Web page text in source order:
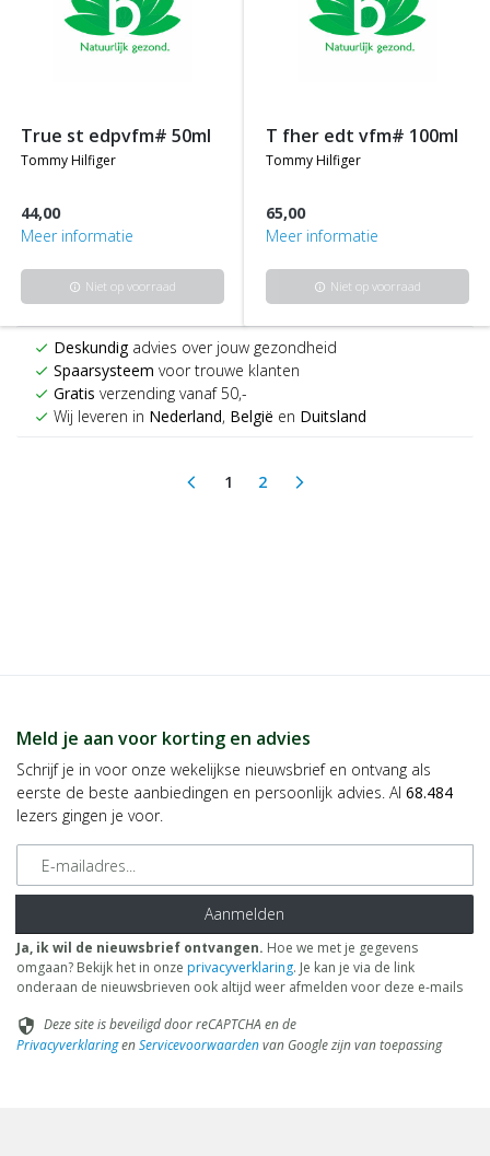
true st edpvfm# 50ml
tommy hilfiger
44,00
Meer informatie
info Niet op voorraad
t fher edt vfm# 100ml
tommy hilfiger
65,00
Meer informatie
info Niet op voorraad
check Deskundigadvies over jouw gezondheid
check Spaarsysteem voor trouwe klanten
check Gratis verzending vanaf 50,-
check Wij leveren in Nederland, België en Duitsland
arrow_back_ios 1(current)
2 arrow_forward_ios
Meld je aan voor korting en advies
Schrijf je in voor onze wekelijkse nieuwsbrief en ontvang als
eerste de beste aanbiedingen en persoonlijk advies. Al 68.484
lezers gingen je voor.
E-mailadres
Aanmelden
Ja, ik wil de nieuwsbrief ontvangen. Hoe we met je gegevens
omgaan? Bekijk het in onze privacyverklaring. Je kan je via de link
onderaan de nieuwsbrieven ook altijd weer afmelden voor deze e-mails
security Deze site is beveiligd door reCAPTCHA en de
PrivacyverklaringenServicevoorwaardenvan Google zijn van toepassing